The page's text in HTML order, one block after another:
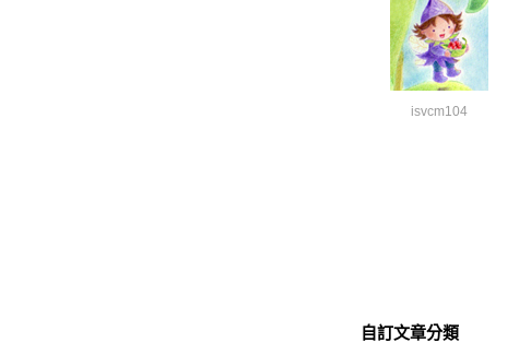
isvcm104
自訂文章分類